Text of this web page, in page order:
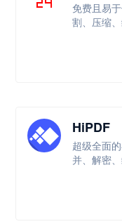
免费且易
割、压缩
HiPDF
超级全面
并、解密